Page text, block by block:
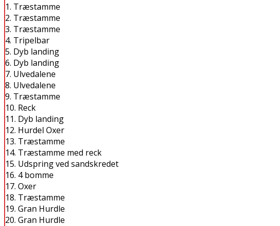
1. Træstamme
2. Træstamme
3. Træstamme
4. Tripelbar
5. Dyb landing
6. Dyb landing
7. Ulvedalene
8. Ulvedalene
9. Træstamme
10. Reck
11. Dyb landing
12. Hurdel Oxer
13. Træstamme
14. Træstamme med reck
15. Udspring ved sandskredet
16. 4 bomme
17. Oxer
18. Træstamme
19. Gran Hurdle
20. Gran Hurdle